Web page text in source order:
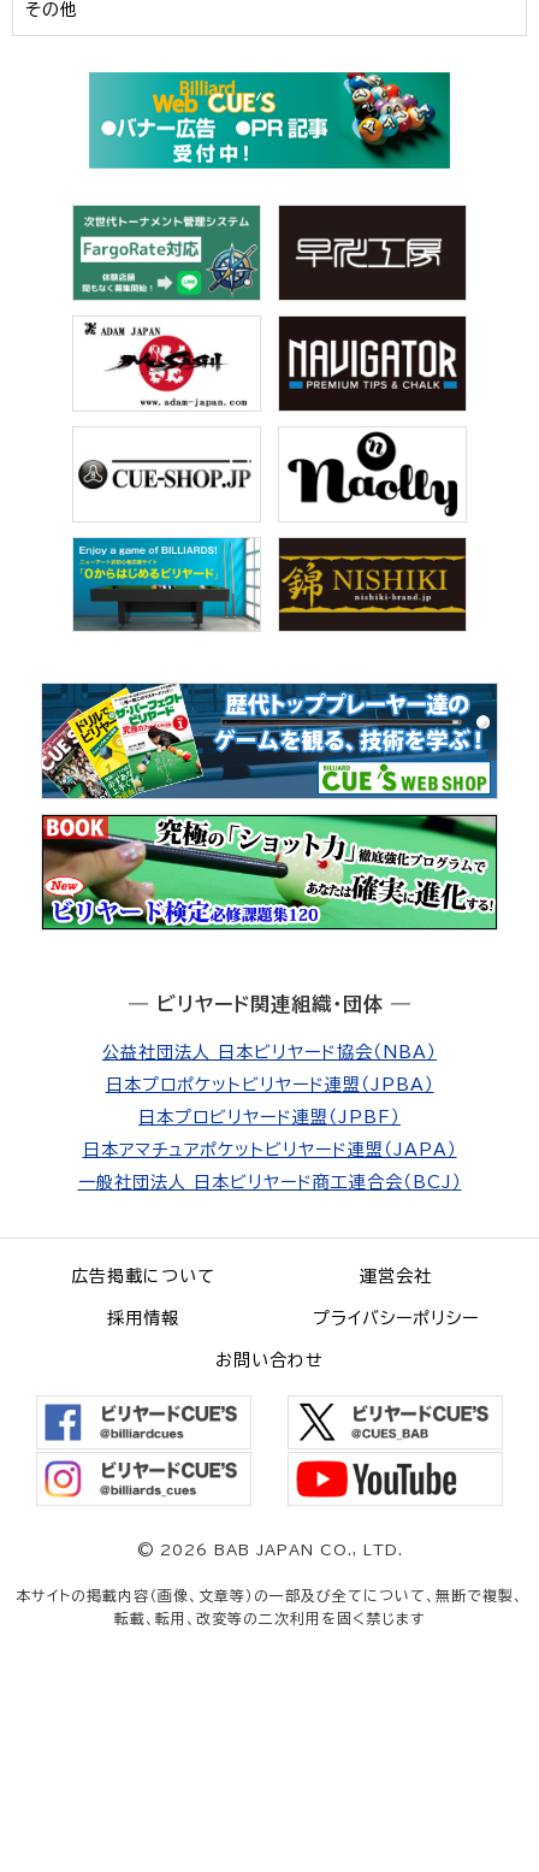
その他
― ビリヤード関連組織・団体 ―
公益社団法人 日本ビリヤード協会（NBA）
日本プロポケットビリヤード連盟（JPBA）
日本プロビリヤード連盟（JPBF）
日本アマチュアポケットビリヤード連盟（JAPA）
一般社団法人 日本ビリヤード商工連合会（BCJ）
広告掲載について 運営会社
採用情報 プライバシーポリシー
お問い合わせ
© 2026 BAB JAPAN CO., LTD.
本サイトの掲載内容（画像、文章等）の一部及び全てについて、無断で複製、
転載、転用、改変等の二次利用を固く禁じます